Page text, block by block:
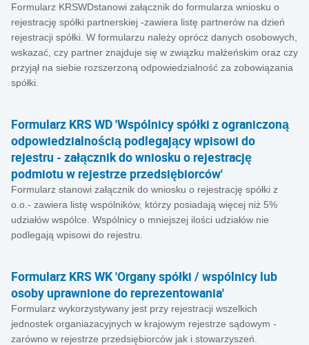
Formularz KRSWDstanowi załącznik do formularza wniosku o
rejestrację spółki partnerskiej -zawiera listę partnerów na dzień
rejestracji spółki. W formularzu należy oprócz danych osobowych,
wskazać, czy partner znajduje się w związku małżeńskim oraz czy
przyjął na siebie rozszerzoną odpowiedzialność za zobowiązania
spółki.
Formularz KRS WD 'Wspólnicy spółki z ograniczoną
odpowiedzialnością podlegający wpisowi do
rejestru - załącznik do wniosku o rejestrację
podmiotu w rejestrze przedsiębiorców'
Formularz stanowi załącznik do wniosku o rejestrację spółki z
o.o.- zawiera listę wspólników, którzy posiadają więcej niż 5%
udziałów wspólce. Wspólnicy o mniejszej ilości udziałów nie
podlegają wpisowi do rejestru.
Formularz KRS WK 'Organy spółki / wspólnicy lub
osoby uprawnione do reprezentowania'
Formularz wykorzystywany jest przy rejestracji wszelkich
jednostek organiazacyjnych w krajowym rejestrze sądowym -
zarówno w rejestrze przedsiębiorców jak i stowarzyszeń.